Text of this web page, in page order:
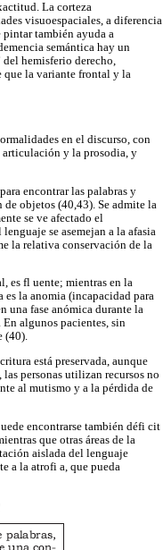
La corteza
visuoespaciales, a diferencia
pintar también ayuda a
semántica hay un
hemisferio derecho,
que la variante frontal y la
en el discurso, con
articulación y la prosodia, y
encontrar las palabras y
objetos (40,43). Se admite la
se ve afectado el
se asemejan a la afasia
la relativa conservación de la
es fl uente; mientras en la
es la anomia (incapacidad para
una fase anómica durante la
algunos pacientes, sin
(40).
está preservada, aunque
personas utilizan recursos no
al mutismo y a la pérdida de
encontrarse también défi cit
que otras áreas de la
aislada del lenguaje
a la atrofi a, que pueda